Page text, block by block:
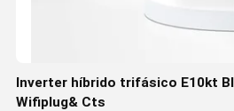
Inverter híbrido trifásico E10kt
Wifiplug& Cts